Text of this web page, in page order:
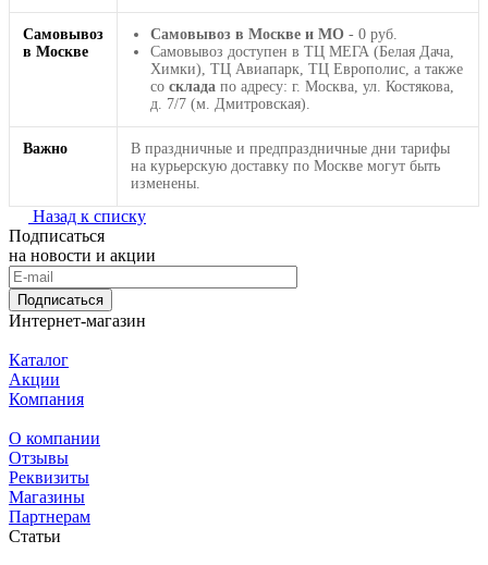
Самовывоз
в Москве
Самовывоз в Москве и МО - 0 руб.
Самовывоз доступен в ТЦ МЕГА (Белая Дача,
Химки), ТЦ Авиапарк, ТЦ Европолис, а также
со склада по адресу: г. Москва, ул. Костякова,
д. 7/7 (м. Дмитровская).
Важно
В праздничные и предпраздничные дни тарифы
на курьерскую доставку по Москве могут быть
изменены.
Назад к списку
Подписаться
на новости и акции
Подписаться
Интернет-магазин
Каталог
Акции
Компания
О компании
Отзывы
Реквизиты
Магазины
Партнерам
Статьи